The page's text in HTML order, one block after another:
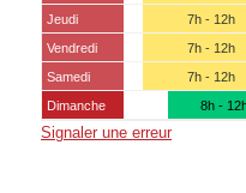
Jeudi
7h - 12h
Vendredi
7h - 12h
Samedi
7h - 12h
Dimanche
8h -
Signaler une erreur